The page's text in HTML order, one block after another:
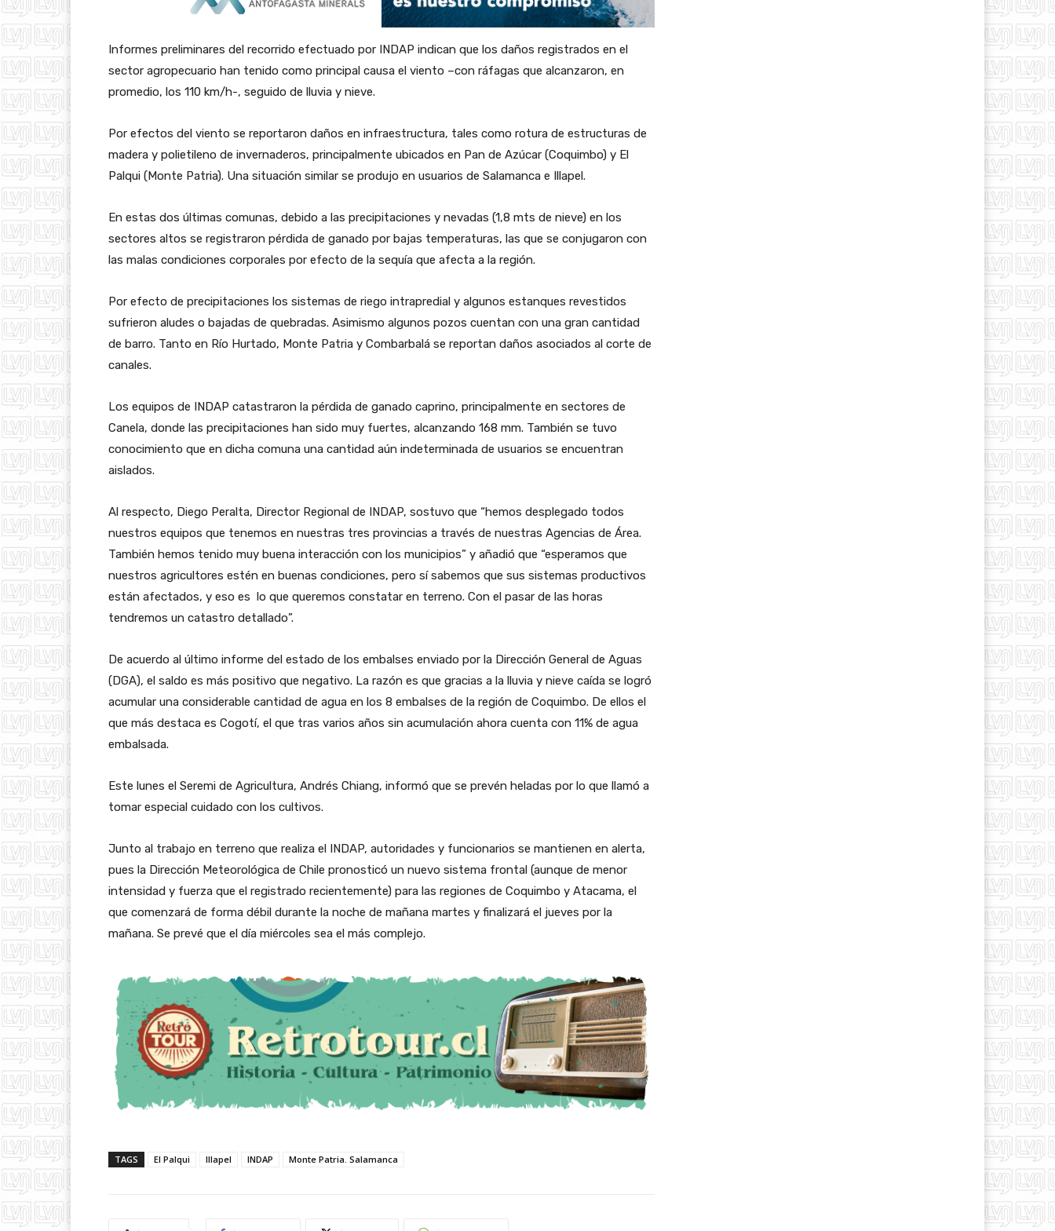
Informes preliminares del recorrido efectuado por INDAP indican que los daños registrados en el
sector agropecuario han tenido como principal causa el viento –con ráfagas que alcanzaron, en
promedio, los 110 km/h-, seguido de lluvia y nieve.
Por efectos del viento se reportaron daños en infraestructura, tales como rotura de estructuras de
madera y polietileno de invernaderos, principalmente ubicados en Pan de Azúcar (Coquimbo) y El
Palqui (Monte Patria). Una situación similar se produjo en usuarios de Salamanca e Illapel.
En estas dos últimas comunas, debido a las precipitaciones y nevadas (1,8 mts de nieve) en los
sectores altos se registraron pérdida de ganado por bajas temperaturas, las que se conjugaron con
las malas condiciones corporales por efecto de la sequía que afecta a la región.
Por efecto de precipitaciones los sistemas de riego intrapredial y algunos estanques revestidos
sufrieron aludes o bajadas de quebradas. Asimismo algunos pozos cuentan con una gran cantidad
de barro. Tanto en Río Hurtado, Monte Patria y Combarbalá se reportan daños asociados al corte de
canales.
Los equipos de INDAP catastraron la pérdida de ganado caprino, principalmente en sectores de
Canela, donde las precipitaciones han sido muy fuertes, alcanzando 168 mm. También se tuvo
conocimiento que en dicha comuna una cantidad aún indeterminada de usuarios se encuentran
aislados.
Al respecto, Diego Peralta, Director Regional de INDAP, sostuvo que “hemos desplegado todos
nuestros equipos que tenemos en nuestras tres provincias a través de nuestras Agencias de Área.
También hemos tenido muy buena interacción con los municipios” y añadió que “esperamos que
nuestros agricultores estén en buenas condiciones, pero sí sabemos que sus sistemas productivos
están afectados, y eso es lo que queremos constatar en terreno. Con el pasar de las horas
tendremos un catastro detallado”.
De acuerdo al último informe del estado de los embalses enviado por la Dirección General de Aguas
(DGA), el saldo es más positivo que negativo. La razón es que gracias a la lluvia y nieve caída se logró
acumular una considerable cantidad de agua en los 8 embalses de la región de Coquimbo. De ellos el
que más destaca es Cogotí, el que tras varios años sin acumulación ahora cuenta con 11% de agua
embalsada.
Este lunes el Seremi de Agricultura, Andrés Chiang, informó que se prevén heladas por lo que llamó a
tomar especial cuidado con los cultivos.
Junto al trabajo en terreno que realiza el INDAP, autoridades y funcionarios se mantienen en alerta,
pues la Dirección Meteorológica de Chile pronosticó un nuevo sistema frontal (aunque de menor
intensidad y fuerza que el registrado recientemente) para las regiones de Coquimbo y Atacama, el
que comenzará de forma débil durante la noche de mañana martes y finalizará el jueves por la
mañana. Se prevé que el día miércoles sea el más complejo.
TAGS El Palqui Illapel INDAP Monte Patria. Salamanca